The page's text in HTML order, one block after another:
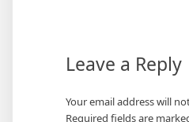
Leave a Reply
Your email address will
Required fields are